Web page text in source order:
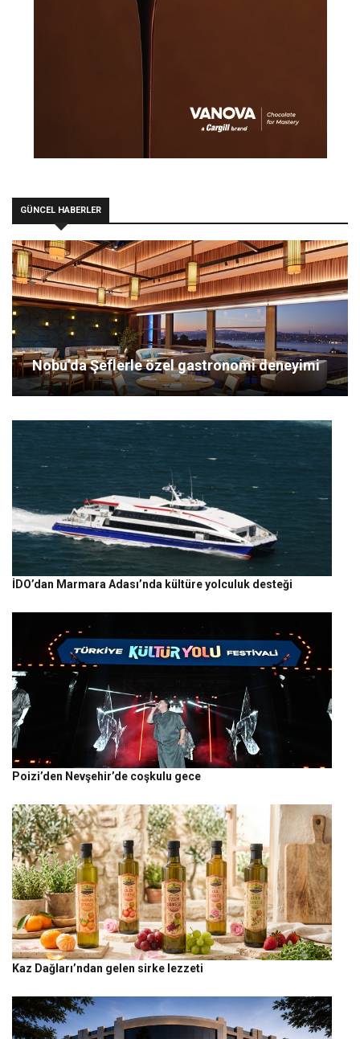
GÜNCEL HABERLER
Nobu’da Şeflerle özel gastronomi deneyimi
İDO’dan Marmara Adası’nda kültüre yolculuk desteği
Poizi’den Nevşehir’de coşkulu gece
Kaz Dağları’ndan gelen sirke lezzeti